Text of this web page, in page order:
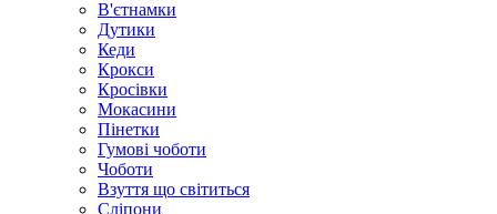
В'єтнамки
Дутики
Кеди
Крокси
Кросівки
Мокасини
Пінетки
Гумові чоботи
Чоботи
Взуття що світиться
Сліпони